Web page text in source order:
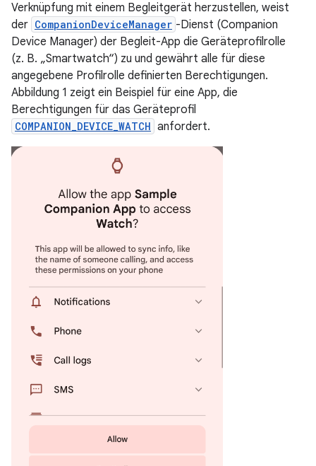
Verknüpfung mit einem Begleitgerät herzustellen, weist
der CompanionDeviceManager -Dienst (Companion
Device Manager) der Begleit-App die Geräteprofilrolle
(z. B. „Smartwatch“) zu und gewährt alle für diese
angegebene Profilrolle definierten Berechtigungen.
Abbildung 1 zeigt ein Beispiel für eine App, die
Berechtigungen für das Geräteprofil
COMPANION_DEVICE_WATCH anfordert.